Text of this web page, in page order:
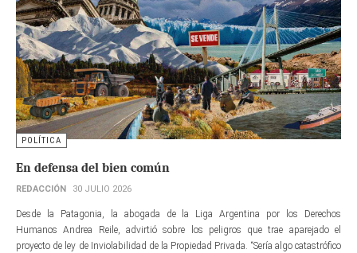
POLÍTICA
En defensa del bien común
REDACCIÓN 30 JULIO 2026
Desde la Patagonia, la abogada de la Liga Argentina por los Derechos
Humanos Andrea Reile, advirtió sobre los peligros que trae aparejado el
proyecto de ley de Inviolabilidad de la Propiedad Privada. “Sería algo catastrófico